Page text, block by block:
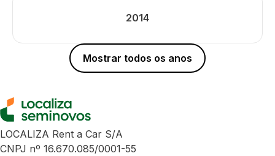
2014
Mostrar todos os anos
LOCALIZA Rent a Car S/A
CNPJ nº 16.670.085/0001-55